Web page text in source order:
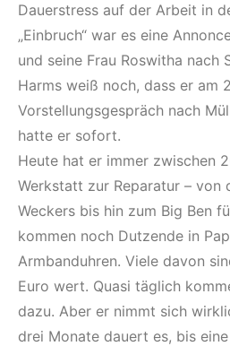
Dauerstress auf der Arbeit in
„Einbruch“ war es eine
und seine Frau Roswitha nach
Harms weiß noch, dass er am
Vorstellungsgespräch nach
hatte er sofort.
Heute hat er immer zwischen
Werkstatt zur Reparatur – von
Weckers bis hin zum Big Ben
kommen noch Dutzende in
Armbanduhren. Viele davon
Euro wert. Quasi täglich
dazu. Aber er nimmt sich
drei Monate dauert es, bis